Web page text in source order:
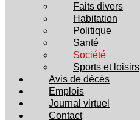
Faits divers
Habitation
Politique
Santé
Société
Sports et loisirs
Avis de décès
Emplois
Journal virtuel
Contact